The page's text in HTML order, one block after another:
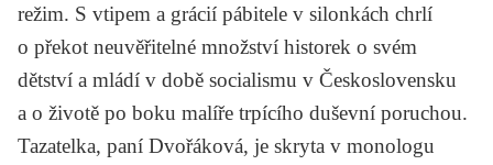
režim. S vtipem a grácií pábitele v silonkách chrlí
o překot neuvěřitelné množství historek o svém
dětství a mládí v době socialismu v Československu
a o životě po boku malíře trpícího duševní poruchou.
Tazatelka, paní Dvořáková, je skryta v monologu